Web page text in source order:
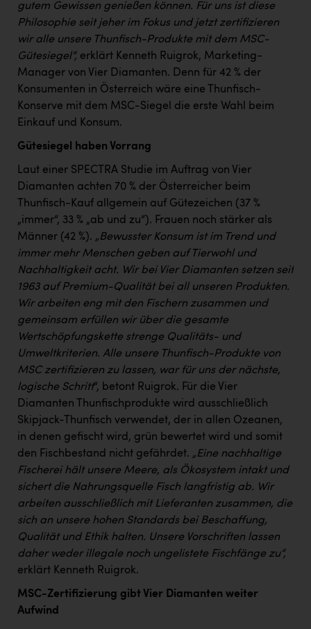
PEZ
PÜSPÖK
RE/MAX Welcome
Resch&Frisch
RUBBLE MASTER
Ruderclub Wels
SCRI - Salzburg Cancer Research Institute
SCHMACHTL GmbH
Schwingshandl - automation technology gmbh
Seher + Partner
TCL
TGW Logistics
TRAILOMAT & Cycling Austria
VERITAS
Vier Diamanten
Vorlagenportal
Wir besiegen Krebs
Wirtschaftskammer OÖ
ZGONC
ZULuft - Zukunft Luft Austria
Österreichisches Hebammengremium
gutem Gewissen genießen können. Für uns ist diese
Philosophie seit jeher im Fokus und jetzt zertifizieren
wir alle unsere Thunfisch-Produkte mit dem MSC-
Gütesiegel“, erklärt Kenneth Ruigrok, Marketing-
Manager von Vier Diamanten. Denn für 42 % der
Konsumenten in Österreich wäre eine Thunfisch-
Konserve mit dem MSC-Siegel die erste Wahl beim
Einkauf und Konsum.
Gütesiegel haben Vorrang
Laut einer SPECTRA Studie im Auftrag von Vier
Diamanten achten 70 % der Österreicher beim
Thunfisch-Kauf allgemein auf Gütezeichen (37 %
„immer“, 33 % „ab und zu“). Frauen noch stärker als
Männer (42 %). „Bewusster Konsum ist im Trend und
immer mehr Menschen geben auf Tierwohl und
Nachhaltigkeit acht. Wir bei Vier Diamanten setzen seit
1963 auf Premium-Qualität bei all unseren Produkten.
Wir arbeiten eng mit den Fischern zusammen und
gemeinsam erfüllen wir über die gesamte
Wertschöpfungskette strenge Qualitäts- und
Umweltkriterien. Alle unsere Thunfisch-Produkte von
MSC zertifizieren zu lassen, war für uns der nächste,
logische Schritt“, betont Ruigrok. Für die Vier
Diamanten Thunfischprodukte wird ausschließlich
Skipjack-Thunfisch verwendet, der in allen Ozeanen,
in denen gefischt wird, grün bewertet wird und somit
den Fischbestand nicht gefährdet. „Eine nachhaltige
Fischerei hält unsere Meere, als Ökosystem intakt und
sichert die Nahrungsquelle Fisch langfristig ab. Wir
arbeiten ausschließlich mit Lieferanten zusammen, die
sich an unsere hohen Standards bei Beschaffung,
Qualität und Ethik halten. Unsere Vorschriften lassen
daher weder illegale noch ungelistete Fischfänge zu“,
erklärt Kenneth Ruigrok.
MSC-Zertifizierung gibt Vier Diamanten weiter
Aufwind